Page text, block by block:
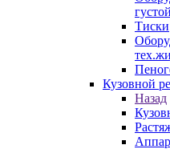
Тиски
Кузовной
Назад